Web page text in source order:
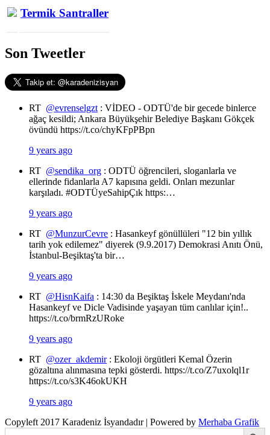
Termik Santraller
Son Tweetler
RT @evrenselgzt : VİDEO - ODTÜ'de bir gecede binlerce
ağaç kesildi; Ankara Büyükşehir Belediye Başkanı Gökçek
övündü https://t.co/chyKFpPBpn
9 years ago
RT @sendika_org : ODTÜ öğrencileri, sloganlarla ve
ellerinde fidanlarla A7 kapısına geldi. Onları mezunlar
karşıladı. #ODTÜyeSahipÇık https:…
9 years ago
RT @MunzurCevre : Hasankeyf gönüllüleri "12 bin yıllık
tarih yok edilemez" diyerek (9.9.2017) Demokrasi Anıtı Önü,
İstanbul-Beşiktaş'ta bir…
9 years ago
RT @HisnKaifa : 14:30 da Beşiktaş İskele Meydanı'nda
Hasankeyf ve Dicle Vadisinde yaşayan tüm canlılar için!..
https://t.co/brmRzURoke
9 years ago
RT @ozer_akdemir: Ekoloji örgütleri Kemal Özerin
gözaltına alınmasına tepki gösterdi. https://t.co/Z7uxolql1r
https://t.co/s3K46okUKH
9 years ago
Copyleft 2017 Karadeniz İsyandadır | Powered by Merhaba Grafik
Search
Search Button